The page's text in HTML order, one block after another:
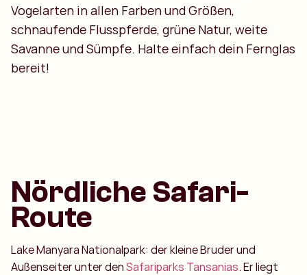
Vogelarten in allen Farben und Größen,
schnaufende Flusspferde, grüne Natur, weite
Savanne und Sümpfe. Halte einfach dein Fernglas
bereit!
Nördliche Safari-
Route
Lake Manyara Nationalpark: der kleine Bruder und
Außenseiter unter denSafariparks Tansanias. Er liegt